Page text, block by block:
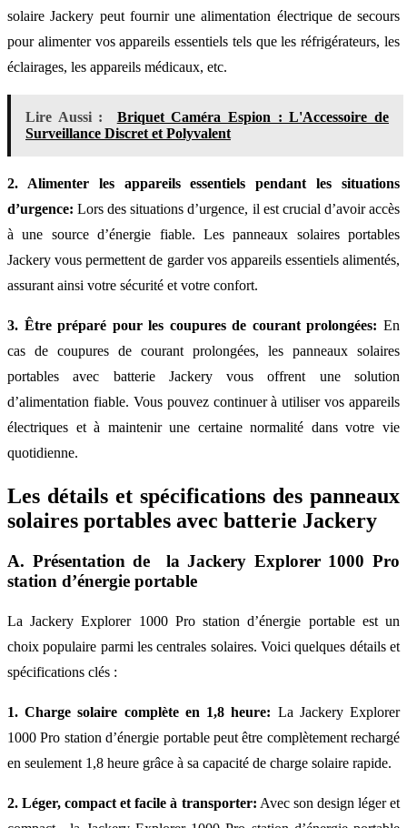
solaire Jackery peut fournir une alimentation électrique de secours
pour alimenter vos appareils essentiels tels que les réfrigérateurs, les
éclairages, les appareils médicaux, etc.
Lire Aussi :
Briquet Caméra Espion : L'Accessoire de
Surveillance Discret et Polyvalent
2. Alimenter les appareils essentiels pendant les situations
d’urgence: Lors des situations d’urgence, il est crucial d’avoir accès
à une source d’énergie fiable. Les panneaux solaires portables
Jackery vous permettent de garder vos appareils essentiels alimentés,
assurant ainsi votre sécurité et votre confort.
3. Être préparé pour les coupures de courant prolongées: En
cas de coupures de courant prolongées, les panneaux solaires
portables avec batterie Jackery vous offrent une solution
d’alimentation fiable. Vous pouvez continuer à utiliser vos appareils
électriques et à maintenir une certaine normalité dans votre vie
quotidienne.
Les détails et spécifications des panneaux
solaires portables avec batterie Jackery
A. Présentation de la Jackery Explorer 1000 Pro
station d’énergie portable
La Jackery Explorer 1000 Pro station d’énergie portable est un
choix populaire parmi les centrales solaires. Voici quelques détails et
spécifications clés :
1. Charge solaire complète en 1,8 heure: La Jackery Explorer
1000 Pro station d’énergie portable peut être complètement rechargé
en seulement 1,8 heure grâce à sa capacité de charge solaire rapide.
2. Léger, compact et facile à transporter: Avec son design léger et